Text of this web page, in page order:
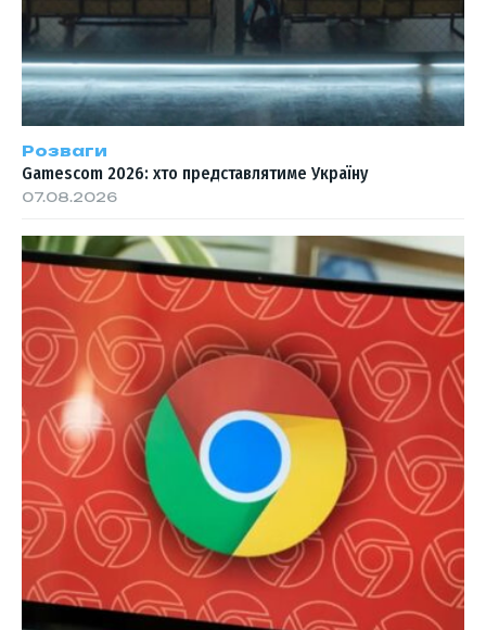
Розваги
Gamescom 2026: хто представлятиме Україну
07.08.2026